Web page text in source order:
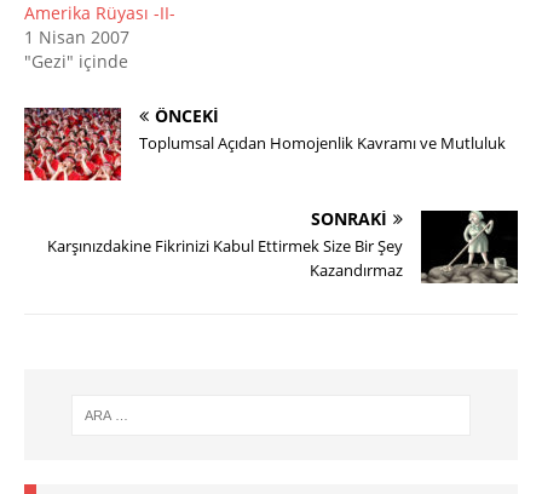
Amerika Rüyası -II-
1 Nisan 2007
"Gezi" içinde
ÖNCEKI
Toplumsal Açıdan Homojenlik Kavramı ve Mutluluk
SONRAKI
Karşınızdakine Fikrinizi Kabul Ettirmek Size Bir Şey
Kazandırmaz